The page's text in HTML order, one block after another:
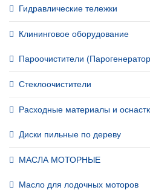
Гидравлические тележки
Клининговое оборудование
Пароочистители
Стеклоочистители
Расходные материалы и
Диски пильные по дереву
МАСЛА МОТОРНЫЕ
Масло для лодочных моторов